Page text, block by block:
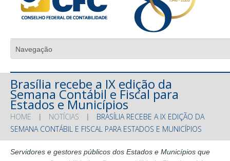
Brasília recebe a IX edição da
Semana Contábil e Fiscal para
Estados e Municípios
HOME NOTÍCIAS
BRASÍLIA RECEBE A IX EDIÇÃO DA
SEMANA CONTÁBIL E FISCAL PARA ESTADOS E MUNICÍPIOS
Servidores e gestores públicos dos Estados e Municípios que